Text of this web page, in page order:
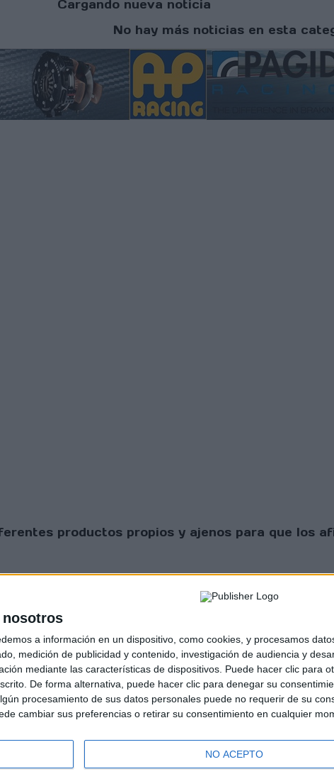
nosotros
a información en un dispositivo, como cookies, y procesamos
medición de publicidad y contenido, investigación de audiencia y
mediante las características de dispositivos. Puede hacer clic para
De forma alternativa, puede hacer clic para denegar su
procesamiento de sus datos personales puede no requerir de su
cambiar sus preferencias o retirar su consentimiento en cualquier
NO ACEPTO
Cargando nueva noticia
No hay más noticias en esta
productos propios y ajenos para que los
2026 Revista Scratch |Contacto|Aviso legal y